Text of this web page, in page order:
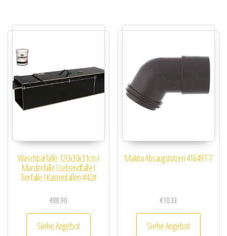
Waschbärfalle 120x30x31cm I
Marderfalle I Lebendfalle I
Tierfalle I Kastenfallen #42#
€88.90
Siehe Angebot
Makita Absaugstutzen 416497-7
€10.33
Siehe Angebot